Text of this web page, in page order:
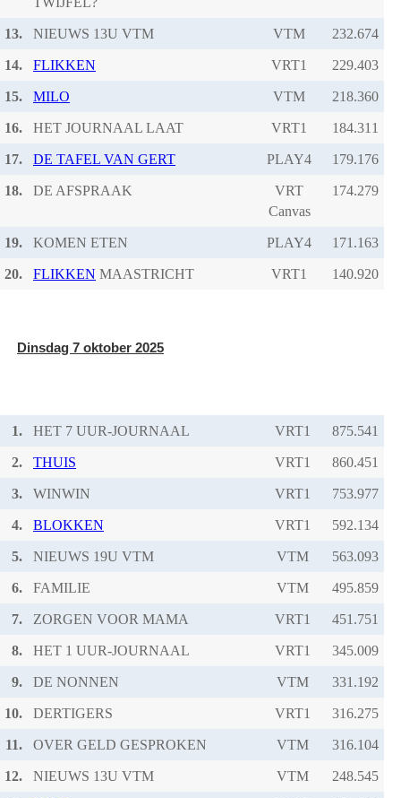
13. NIEUWS 13U VTM VTM
14. FLIKKEN VRT1
15. MILO VTM
16. HET JOURNAAL LAAT VRT1
17. DE TAFEL VAN GERT PLAY4
18. DE AFSPRAAK
VRT
Canvas
19. KOMEN ETEN PLAY4
20. FLIKKEN MAASTRICHT VRT1
Dinsdag 7 oktober 2025
1. HET 7 UUR-JOURNAAL VRT1
2. THUIS VRT1
3. WINWIN VRT1
4. BLOKKEN VRT1
5. NIEUWS 19U VTM VTM
6. FAMILIE VTM
7. ZORGEN VOOR MAMA VRT1
8. HET 1 UUR-JOURNAAL VRT1
9. DE NONNEN VTM
10. DERTIGERS VRT1
11. OVER GELD GESPROKEN VTM
12. NIEUWS 13U VTM VTM